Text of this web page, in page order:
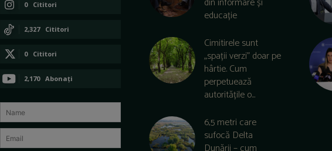
0 Cititori
CONECTAȚI-VĂ
2,327 Cititori
0 Cititori
CONECTAȚI-VĂ
2,170 Abonați
ABONAȚI-VĂ
educație
Cimitirele sunt
„spații verzi” doar pe
hârtie. Cum
perpetuează
autoritățile o...
6,5 metri care
sufocă Delta